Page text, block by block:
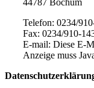
Telefon: 0234/
Fax: 0234/910-
E-mail: Diese E-
Anzeige muss